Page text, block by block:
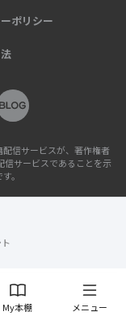
My本棚 メニュー
ポリシー
信サービスが、著作権者
信サービスであることを示
。